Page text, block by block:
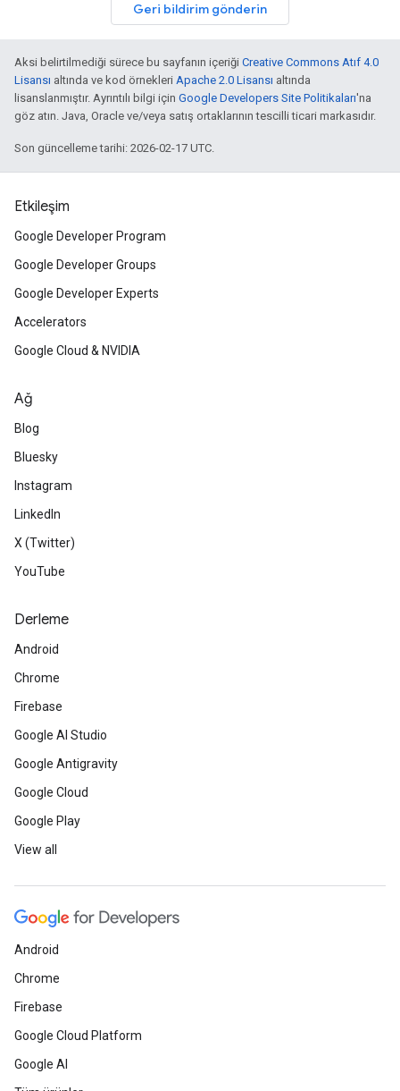
Geri bildirim gönderin
Aksi belirtilmediği sürece bu sayfanın içeriği Creative Commons Atıf 4.0
Lisansı altında ve kod örnekleri Apache 2.0 Lisansı altında
lisanslanmıştır. Ayrıntılı bilgi için Google Developers Site Politikaları'na
göz atın. Java, Oracle ve/veya satış ortaklarının tescilli ticari markasıdır.
Son güncelleme tarihi: 2026-02-17 UTC.
Etkileşim
Google Developer Program
Google Developer Groups
Google Developer Experts
Accelerators
Google Cloud & NVIDIA
Ağ
Blog
Bluesky
Instagram
LinkedIn
X (Twitter)
YouTube
Derleme
Android
Chrome
Firebase
Google AI Studio
Google Antigravity
Google Cloud
Google Play
View all
Android
Chrome
Firebase
Google Cloud Platform
Google AI